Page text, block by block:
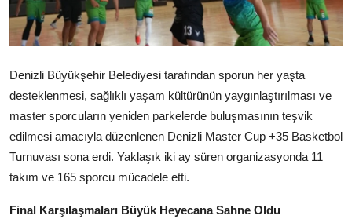
Denizli Büyükşehir Belediyesi tarafından sporun her yaşta
desteklenmesi, sağlıklı yaşam kültürünün yaygınlaştırılması ve
master sporcuların yeniden parkelerde buluşmasının teşvik
edilmesi amacıyla düzenlenen Denizli Master Cup +35 Basketbol
Turnuvası sona erdi. Yaklaşık iki ay süren organizasyonda 11
takım ve 165 sporcu mücadele etti.
Final Karşılaşmaları Büyük Heyecana Sahne Oldu